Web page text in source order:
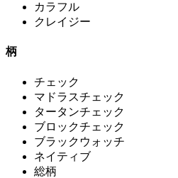
カラフル
クレイジー
柄
チェック
マドラスチェック
タータンチェック
ブロックチェック
ブラックウォッチ
ネイティブ
総柄